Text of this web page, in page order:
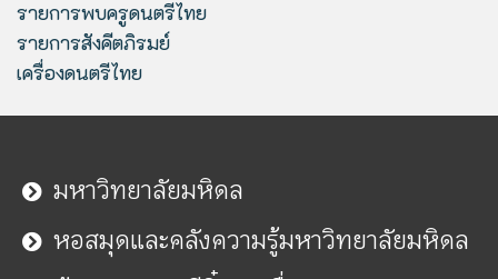
รายการพบครูดนตรีไทย
รายการสังคีตภิรมย์
เครื่องดนตรีไทย
มหาวิทยาลัยมหิดล
หอสมุดและคลังความรู้มหาวิทยาลัยมหิดล